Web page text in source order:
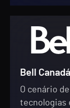
Bell Canadá
O cenário
tecnologias